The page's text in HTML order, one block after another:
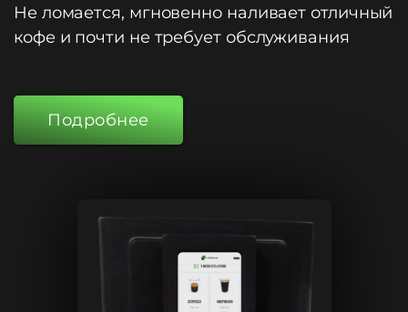
Не ломается, мгновенно наливает отличный
кофе и почти не требует обслуживания
Подробнее